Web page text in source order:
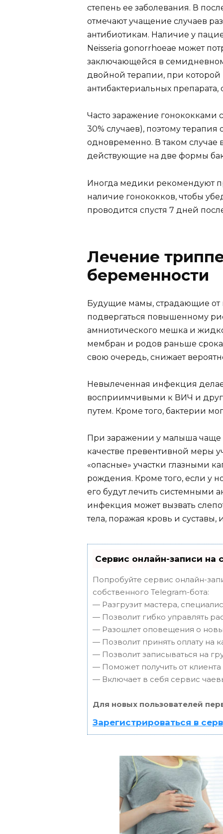
степень ее заболевания. В
отмечают учащение случаев
антибиотикам. Наличие у
Neisseria gonorrhoeae может
заключающейся в
двойной терапии, при
антибактериальных
Часто заражение гонококками
30% случаев), поэтому
одновременно. В таком случае
действующие на две формы
Иногда медики рекомендуют
наличие гонококков, чтобы
проводится спустя 7 дней
Лечение
беременности
Будущие мамы, страдающие от
подвергаться повышенному
амниотического мешка и
мембран и родов раньше
свою очередь, снижает
Невылеченная инфекция
восприимчивыми к ВИЧ и
путем. Кроме того, бактерии
При заражении у малыша чаще
качестве превентивной меры
«опасные» участки глазными
рождения. Кроме того, если у
его будут лечить системными
инфекция может вызвать
тела, поражая кровь и
Сервис онлайн-записи на
Попробуйте сервис онлайн-
собственного Telegram-бота:
— Разгрузит мастера,
— Позволит гибко управлять
— Разошлет оповещения о
— Позволит принять оплату на
— Позволит записываться на
— Поможет получить от
— Включает в себя сервис
Для новых пользователей
Зарегистрироваться в